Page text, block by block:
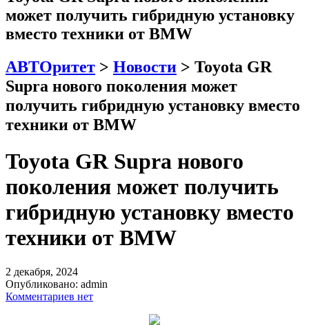
может получить гибридную установку
вместо техники от BMW
АВТОритет > Новости > Toyota GR
Supra нового поколения может
получить гибридную установку вместо
техники от BMW
Toyota GR Supra нового
поколения может получить
гибридную установку вместо
техники от BMW
2 декабря, 2024
Опубликовано: admin
Комментариев нет